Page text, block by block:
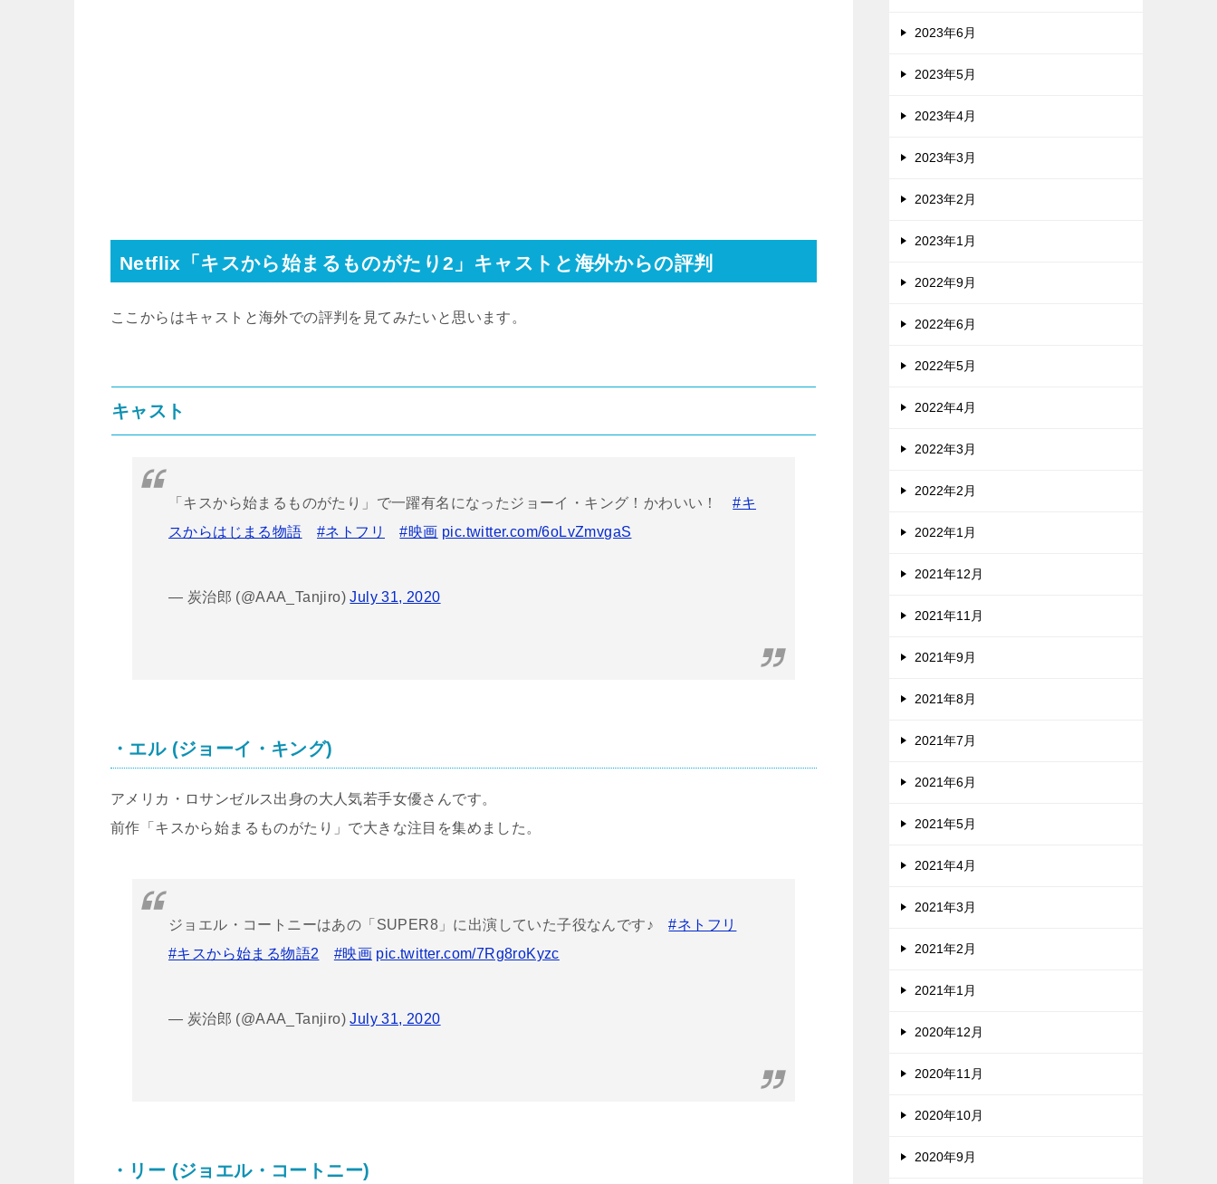
Netflix「キスから始まるものがたり2」キャストと海外からの評判
ここからはキャストと海外での評判を見てみたいと思います。
キャスト
「キスから始まるものがたり」で一躍有名になったジョーイ・キング！かわいい！#キ
スからはじまる物語
#ネトフリ #映画 pic.twitter.com/6oLvZmvgaS
— 炭治郎 (@AAA_Tanjiro)July 31, 2020
・エル (ジョーイ・キング)
アメリカ・ロサンゼルス出身の大人気若手女優さんです。
前作「キスから始まるものがたり」で大きな注目を集めました。
ジョエル・コートニーはあの「SUPER8」に出演していた子役なんです♪#ネトフリ
#キスから始まる物語2
#映画 pic.twitter.com/7Rg8roKyzc
— 炭治郎 (@AAA_Tanjiro)July 31, 2020
・リー (ジョエル・コートニー)
2023年6月
2023年5月
2023年4月
2023年3月
2023年2月
2023年1月
2022年9月
2022年6月
2022年5月
2022年4月
2022年3月
2022年2月
2022年1月
2021年12月
2021年11月
2021年9月
2021年8月
2021年7月
2021年6月
2021年5月
2021年4月
2021年3月
2021年2月
2021年1月
2020年12月
2020年11月
2020年10月
2020年9月